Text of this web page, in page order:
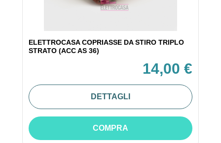
ELETTROCASA COPRIASSE DA STIRO TRIPLO
STRATO (ACC AS 36)
14,00 €
DETTAGLI
COMPRA